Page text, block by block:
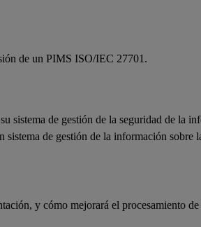
de un PIMS ISO/IEC 27701.
sistema de gestión de la seguridad de la
de gestión de la información sobre
y cómo mejorará el procesamiento